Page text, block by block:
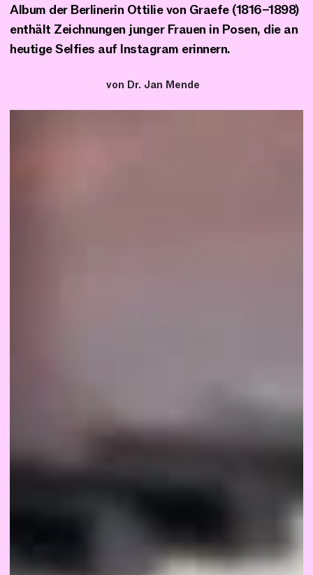
Album der Berlinerin Ottilie von Graefe (1816–1898)
enthält Zeichnungen junger Frauen in Posen, die an
heutige Selfies auf Instagram erinnern.
von Dr. Jan Mende